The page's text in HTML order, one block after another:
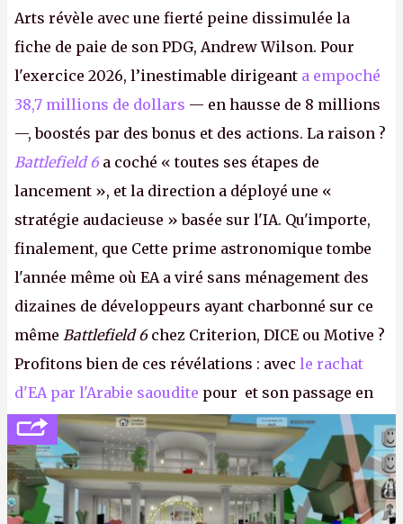
Arts révèle avec une fierté peine dissimulée la
fiche de paie de son PDG, Andrew Wilson. Pour
l'exercice 2026, l’inestimable dirigeant a empoché
38,7 millions de dollars — en hausse de 8 millions
—, boostés par des bonus et des actions. La raison ?
Battlefield 6 a coché « toutes ses étapes de
lancement », et la direction a déployé une «
stratégie audacieuse » basée sur l'IA. Qu'importe,
finalement, que Cette prime astronomique tombe
l'année même où EA a viré sans ménagement des
dizaines de développeurs ayant charbonné sur ce
même Battlefield 6chez Criterion, DICE ou Motive ?
Profitons bien de ces révélations : avec le rachat
d'EA par l'Arabie saoudite pour et son passage en
société privée, l'éditeur n'aura bientôt plus
l'obligation de publier ses bilans. Encore une
victoire pour la transparence.P.